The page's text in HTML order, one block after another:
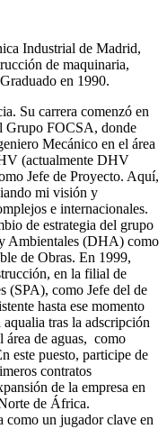
Industrial de Madrid,
de maquinaria,
en 1990.
Su carrera comenzó en
Grupo FOCSA, donde
Mecánico en el área
(actualmente DHV
Jefe de Proyecto. Aquí,
mi visión y
e internacionales.
de estrategia del grupo
Ambientales (DHA) como
de Obras. En 1999,
en la filial de
(SPA), como Jefe del de
hasta ese momento
tras la adscripción
área de aguas, como
este puesto, participe de
contratos
de la empresa en
de África.
como un jugador clave en